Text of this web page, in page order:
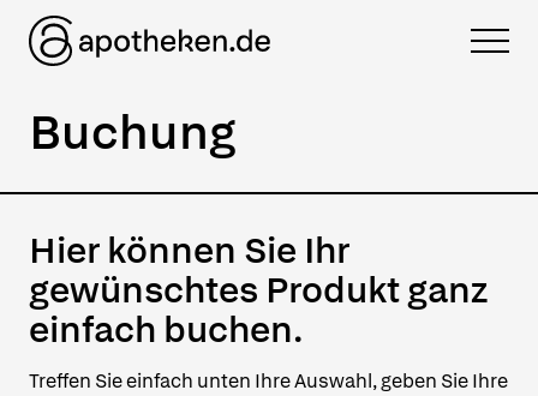
Zum Inhalt springen
mein.apotheken.de Menü
Buchung
Hier können Sie Ihr
gewünschtes Produkt ganz
einfach buchen.
Treffen Sie einfach unten Ihre Auswahl, geben Sie Ihre